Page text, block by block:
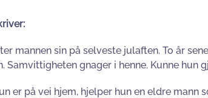
mannen sin på selveste julaften. To år
Samvittigheten gnager i henne. Kunne hun
er på vei hjem, hjelper hun en eldre mann